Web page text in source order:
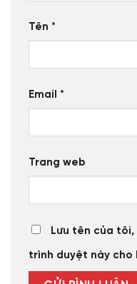
Tên *
Email *
Trang web
Lưu tên của
trình duyệt này cho